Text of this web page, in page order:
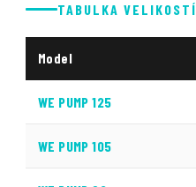
TABULKA VELIKOSTÍ
Model
WE PUMP 125
WE PUMP 105